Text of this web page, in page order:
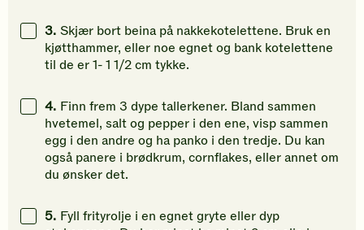
3. Skjær bort beina på nakkekotelettene. Bruk en
kjøtthammer, eller noe egnet og bank kotelettene
til de er 1- 1 1/2 cm tykke.
4. Finn frem 3 dype tallerkener. Bland sammen
hvetemel, salt og pepper i den ene, visp sammen
egg i den andre og ha panko i den tredje. Du kan
også panere i brødkrum, cornflakes, eller annet om
du ønsker det.
5. Fyll frityrolje i en egnet gryte eller dyp